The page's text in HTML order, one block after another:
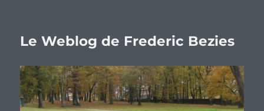
Le Weblog de Frederic Bezies